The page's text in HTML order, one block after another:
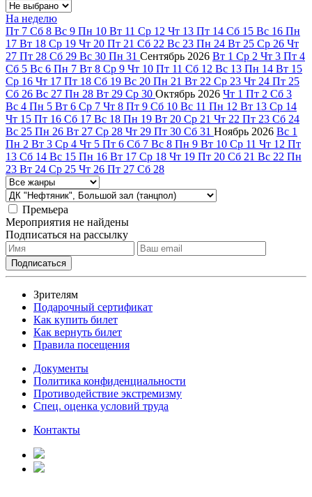
На неделю
Пт 7 Сб 8 Вс 9 Пн 10 Вт 11 Ср 12 Чт 13 Пт 14 Сб 15 Вс 16 Пн
17 Вт 18 Ср 19 Чт 20 Пт 21 Сб 22 Вс 23 Пн 24 Вт 25 Ср 26 Чт
27 Пт 28 Сб 29 Вс 30 Пн 31 Сентябрь 2026 Вт 1 Ср 2 Чт 3 Пт 4
Сб 5 Вс 6 Пн 7 Вт 8 Ср 9 Чт 10 Пт 11 Сб 12 Вс 13 Пн 14 Вт 15
Ср 16 Чт 17 Пт 18 Сб 19 Вс 20 Пн 21 Вт 22 Ср 23 Чт 24 Пт 25
Сб 26 Вс 27 Пн 28 Вт 29 Ср 30 Октябрь 2026 Чт 1 Пт 2 Сб 3
Вс 4 Пн 5 Вт 6 Ср 7 Чт 8 Пт 9 Сб 10 Вс 11 Пн 12 Вт 13 Ср 14
Чт 15 Пт 16 Сб 17 Вс 18 Пн 19 Вт 20 Ср 21 Чт 22 Пт 23 Сб 24
Вс 25 Пн 26 Вт 27 Ср 28 Чт 29 Пт 30 Сб 31 Ноябрь 2026 Вс 1
Пн 2 Вт 3 Ср 4 Чт 5 Пт 6 Сб 7 Вс 8 Пн 9 Вт 10 Ср 11 Чт 12 Пт
13 Сб 14 Вс 15 Пн 16 Вт 17 Ср 18 Чт 19 Пт 20 Сб 21 Вс 22 Пн
23 Вт 24 Ср 25 Чт 26 Пт 27 Сб 28
Премьера
Мероприятия не найдены
Подписаться на рассылку
Зрителям
Подарочный сертификат
Как купить билет
Как вернуть билет
Правила посещения
Документы
Политика конфиденциальности
Противодействие экстремизму
Спец. оценка условий труда
Контакты